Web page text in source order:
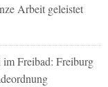
Arbeit geleistet
Freibad: Freiburg